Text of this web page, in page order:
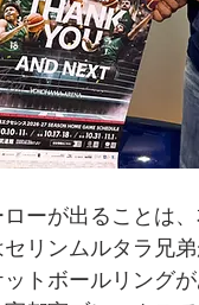
ーが出ることは
リンムルタラ兄
トボールリング